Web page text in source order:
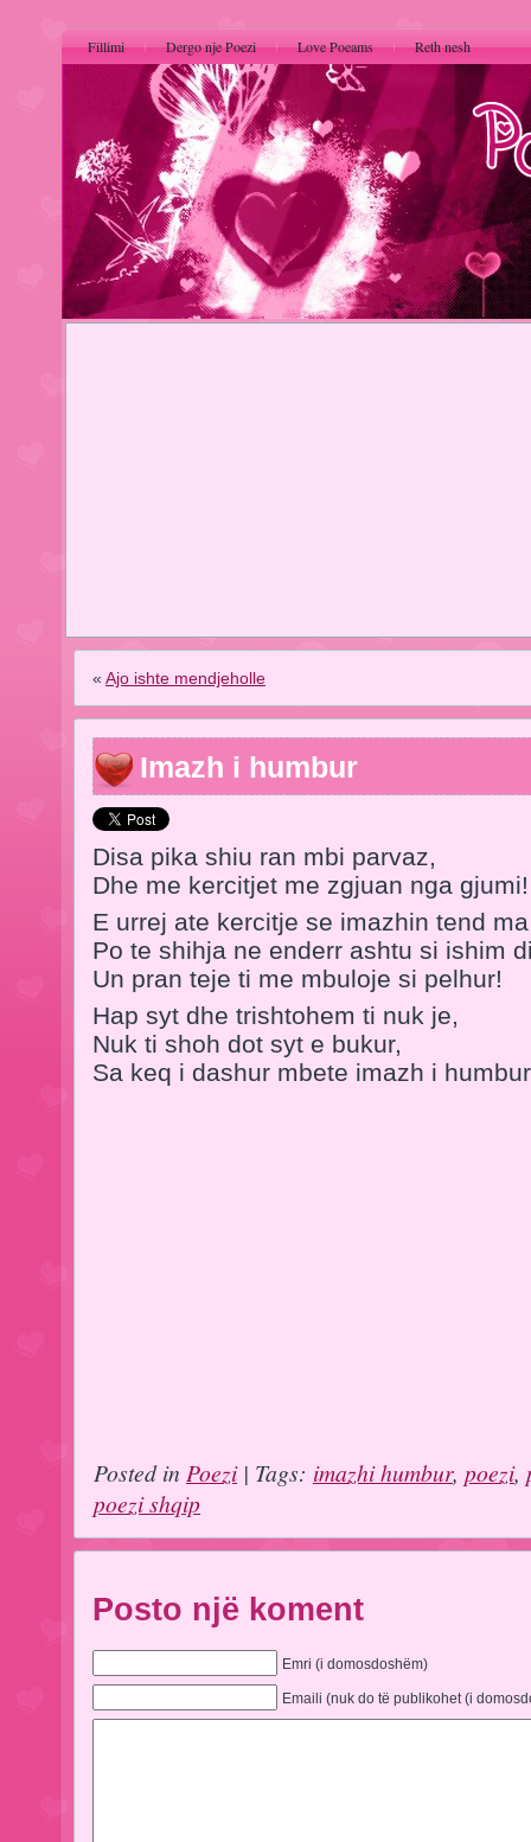
Fillimi Dergo nje Poezi Love Poeams Reth nesh
« Ajo ishte mendjeholle
Imazh i humbur
Disa pika shiu ran mbi parvaz,
Dhe me kercitjet me zgjuan nga gjumi!
E urrej ate kercitje se imazhin tend
Po te shihja ne enderr ashtu si ishim
Un pran teje ti me mbuloje si pelhur!
Hap syt dhe trishtohem ti nuk je,
Nuk ti shoh dot syt e bukur,
Sa keq i dashur mbete imazh i
Posted in Poezi| Tags: imazhi humbur, poezi,
poezi shqip
Posto një koment
Emri (i domosdoshëm)
Emaili (nuk do të publikohet (i